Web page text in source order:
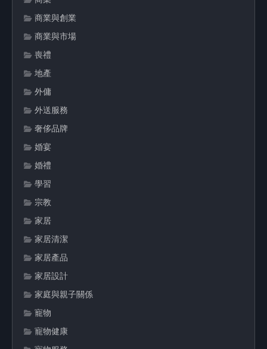
商業與創業
商業與市場
喪禮
地產
外傭
外送服務
奢侈品牌
婚宴
婚禮
學習
宗教
家居
家居清潔
家居產品
家居設計
家庭與親子關係
寵物
寵物健康